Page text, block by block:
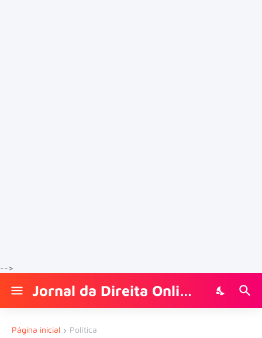
-->
Jornal da Direita Online
Página inicial Política